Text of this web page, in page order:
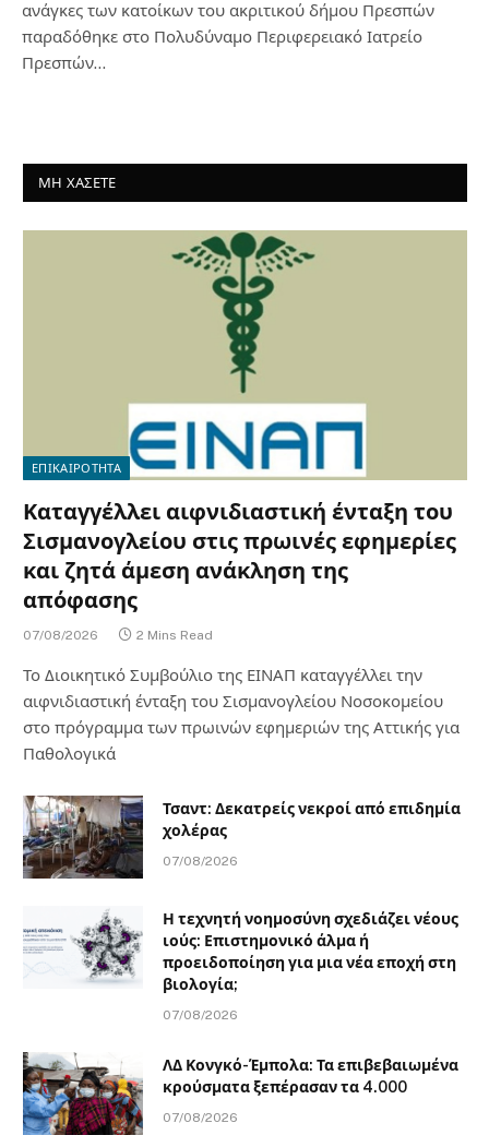
ανάγκες των κατοίκων του ακριτικού δήμου Πρεσπών
παραδόθηκε στο Πολυδύναμο Περιφερειακό Ιατρείο
Πρεσπών…
ΜΗ ΧΑΣΕΤΕ
ΕΠΙΚΑΙΡΟΤΗΤΑ
Καταγγέλλει αιφνιδιαστική ένταξη του
Σισμανογλείου στις πρωινές εφημερίες
και ζητά άμεση ανάκληση της
απόφασης
07/08/2026 2 Mins Read
Το Διοικητικό Συμβούλιο της ΕΙΝΑΠ καταγγέλλει την
αιφνιδιαστική ένταξη του Σισμανογλείου Νοσοκομείου
στο πρόγραμμα των πρωινών εφημεριών της Αττικής για
Παθολογικά
Τσαντ: Δεκατρείς νεκροί από επιδημία
χολέρας
07/08/2026
Η τεχνητή νοημοσύνη σχεδιάζει νέους
ιούς: Επιστημονικό άλμα ή
προειδοποίηση για μια νέα εποχή στη
βιολογία;
07/08/2026
ΛΔ Κονγκό-Έμπολα: Τα επιβεβαιωμένα
κρούσματα ξεπέρασαν τα 4.000
07/08/2026